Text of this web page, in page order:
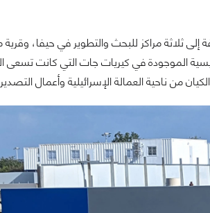
في الكيان، بالإضافة إلى ثلاثة مراكز للبحث والتطوير في حيفا،
الموجودة في كيريات جات التي كانت تسعى
من ناحية العمالة الإسرائيلية وأعمال